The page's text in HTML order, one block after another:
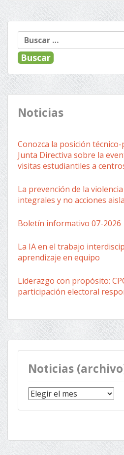
Buscar:
Noticias
Conozca la posición
Junta Directiva sobre la
visitas estudiantiles a
La prevención de la
integrales y no acciones
Boletín informativo 07-2026
La IA en el trabajo
aprendizaje en equipo
Liderazgo con propósito:
participación electoral
Noticias
Noticias
(archivo)